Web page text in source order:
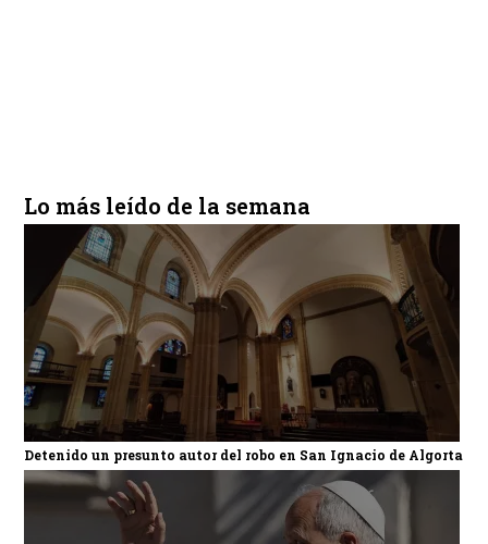
Lo más leído de la semana
Detenido un presunto autor del robo en San Ignacio de Algorta